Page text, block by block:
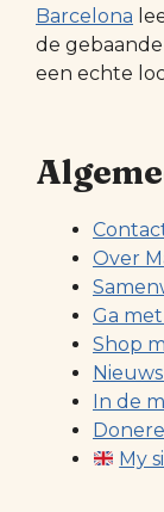
Barcelona
de
een echte
Over
Ga
Shop
In de
My